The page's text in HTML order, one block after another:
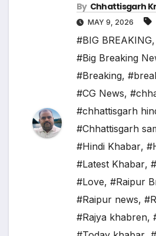
By Chhattisgarh
MAY 9, 2026
#BIG BREAKING,
#Big Breaking
#Breaking,
#CG News,
#chhattisgarh
#Chhattisgarh
#Hindi Khabar,
#Latest Khabar,
#Love, #Raipur
#Raipur news,
#Rajya khabren,